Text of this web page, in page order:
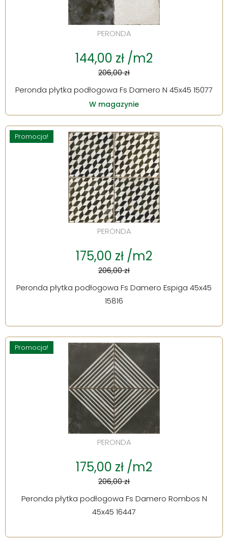
PERONDA
144,00 zł /m2
206,00 zł
Peronda płytka podłogowa Fs Damero N 45x45 15077
W magazynie
Promocja!
PERONDA
175,00 zł /m2
206,00 zł
Peronda płytka podłogowa Fs Damero Espiga 45x45
15816
Promocja!
PERONDA
175,00 zł /m2
206,00 zł
Peronda płytka podłogowa Fs Damero Rombos N
45x45 16447